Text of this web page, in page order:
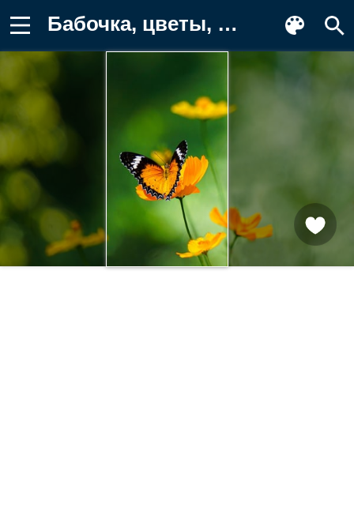
Бабочка, цветы, природа, лето, яркие Картинка